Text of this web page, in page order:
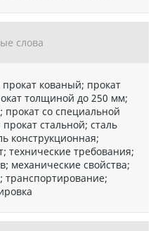
слова
кованый; прокат
толщиной до 250 мм;
со специальной
стальной; сталь
конструкционная;
технические требования;
механические свойства;